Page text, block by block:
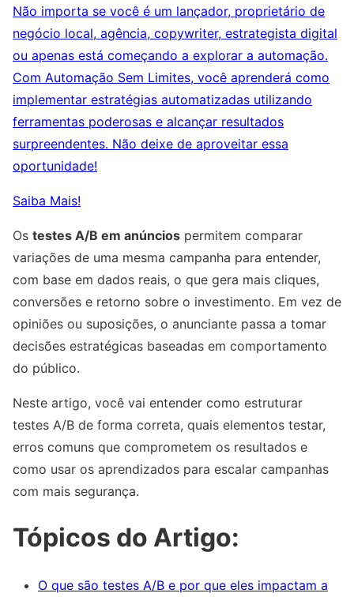
Não importa se você é um lançador, proprietário de
negócio local, agência, copywriter, estrategista digital
ou apenas está começando a explorar a automação.
Com Automação Sem Limites, você aprenderá como
implementar estratégias automatizadas utilizando
ferramentas poderosas e alcançar resultados
surpreendentes. Não deixe de aproveitar essa
oportunidade!
Saiba Mais!
Os testes A/B em anúncios permitem comparar
variações de uma mesma campanha para entender,
com base em dados reais, o que gera mais cliques,
conversões e retorno sobre o investimento. Em vez de
opiniões ou suposições, o anunciante passa a tomar
decisões estratégicas baseadas em comportamento
do público.
Neste artigo, você vai entender como estruturar
testes A/B de forma correta, quais elementos testar,
erros comuns que comprometem os resultados e
como usar os aprendizados para escalar campanhas
com mais segurança.
Tópicos do Artigo:
O que são testes A/B e por que eles impactam a